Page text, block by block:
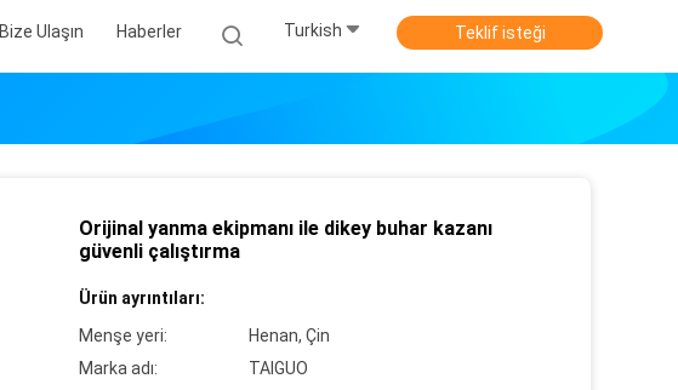
Bize Ulaşın Haberler Turkish Teklif isteği
Orijinal yanma ekipmanı ile dikey buhar kazanı
güvenli çalıştırma
Ürün ayrıntıları:
Menşe yeri:
Henan, Çin
Marka adı:
TAIGUO